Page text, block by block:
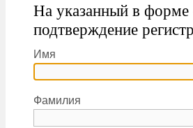
На указанный в форме
подтверждение
Имя
Фамилия